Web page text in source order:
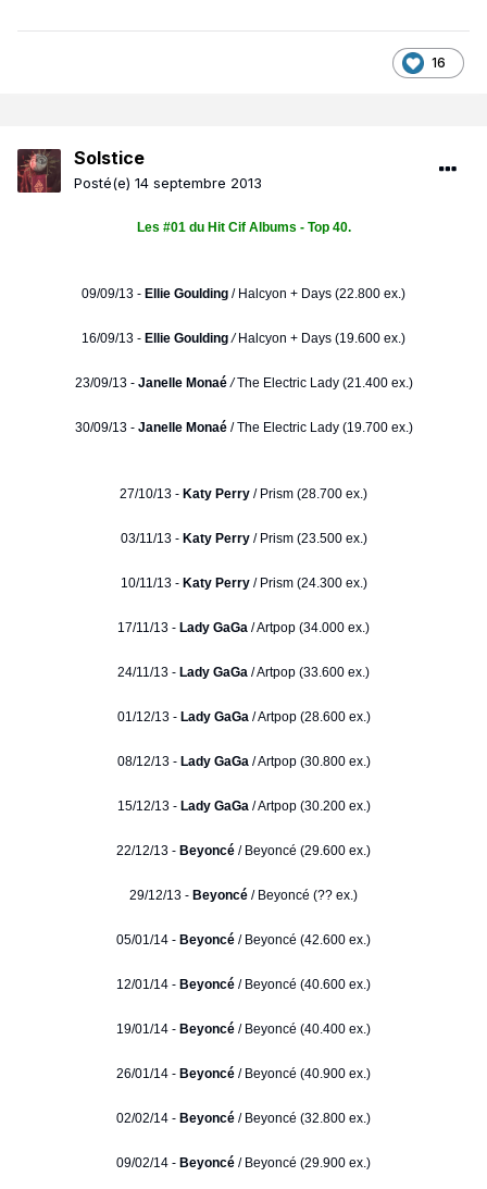
16
Solstice
Posté(e) 14 septembre 2013
Les #01 du Hit Cif Albums - Top 40.
09/09/13 - Ellie Goulding / Halcyon + Days (22.800 ex.)
16/09/13 - Ellie Goulding /Halcyon + Days (19.600 ex.)
23/09/13 - Janelle Monaé /The Electric Lady (21.400 ex.)
30/09/13 - Janelle Monaé/ The Electric Lady (19.700 ex.)
27/10/13 - Katy Perry / Prism (28.700 ex.)
03/11/13 - Katy Perry/ Prism (23.500 ex.)
10/11/13 - Katy Perry/ Prism (24.300 ex.)
17/11/13 - Lady GaGa / Artpop (34.000 ex.)
24/11/13 - Lady GaGa / Artpop (33.600 ex.)
01/12/13 - Lady GaGa/ Artpop (28.600 ex.)
08/12/13 - Lady GaGa/ Artpop (30.800 ex.)
15/12/13 - Lady GaGa/ Artpop (30.200 ex.)
22/12/13 - Beyoncé / Beyoncé (29.600 ex.)
29/12/13 - Beyoncé / Beyoncé (?? ex.)
05/01/14 - Beyoncé / Beyoncé (42.600 ex.)
12/01/14 - Beyoncé / Beyoncé (40.600 ex.)
19/01/14 - Beyoncé / Beyoncé (40.400 ex.)
26/01/14 - Beyoncé / Beyoncé (40.900 ex.)
02/02/14 - Beyoncé / Beyoncé (32.800 ex.)
09/02/14 - Beyoncé / Beyoncé (29.900 ex.)